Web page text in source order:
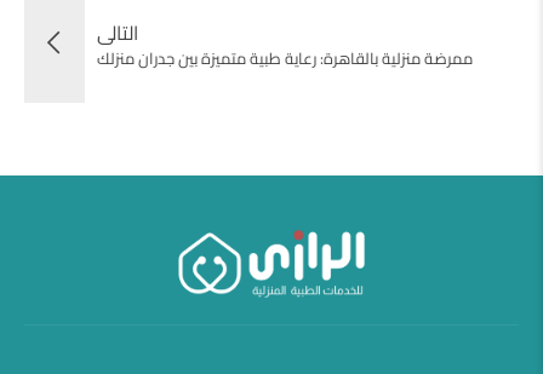
التالى
ممرضة منزلية بالقاهرة: رعاية طبية متميزة بين جدران منزلك